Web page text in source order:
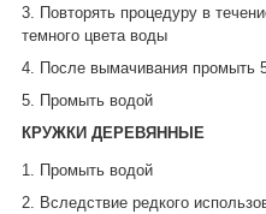
3. Повторять процедуру в
темного цвета воды
4. После вымачивания промыть
5. Промыть водой
КРУЖКИ ДЕРЕВЯННЫЕ
1. Промыть водой
2. Вследствие редкого